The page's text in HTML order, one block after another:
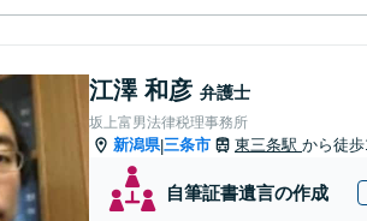
江澤 和彦 弁護士
坂上富男法律税理事務所
新潟県|三条市 東三条駅 から徒
自筆証書遺言の作成